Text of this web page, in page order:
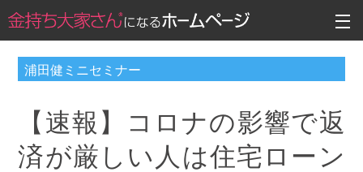
浦田健ミニセミナー
【速報】コロナの影響で返
済が厳しい人は住宅ローン